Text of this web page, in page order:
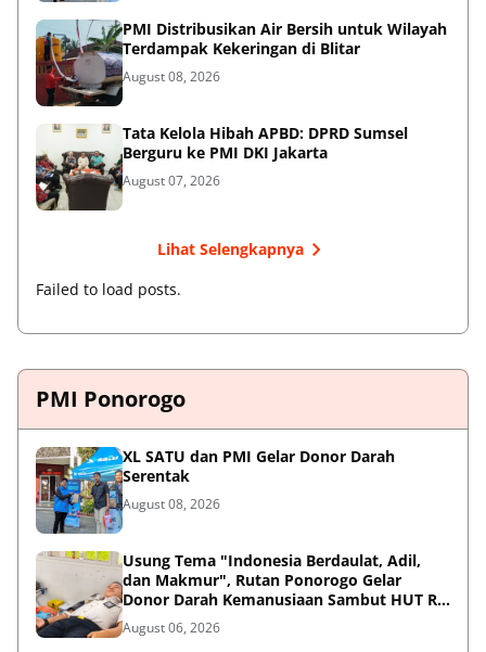
PMI Distribusikan Air Bersih untuk Wilayah
Terdampak Kekeringan di Blitar
August 08, 2026
Tata Kelola Hibah APBD: DPRD Sumsel
Berguru ke PMI DKI Jakarta
August 07, 2026
Lihat Selengkapnya
Failed to load posts.
PMI Ponorogo
XL SATU dan PMI Gelar Donor Darah
Serentak
August 08, 2026
Usung Tema "Indonesia Berdaulat, Adil,
dan Makmur", Rutan Ponorogo Gelar
Donor Darah Kemanusiaan Sambut HUT RI
ke-81
August 06, 2026